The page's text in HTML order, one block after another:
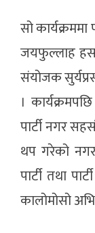
सो कार्यक्रममा
जयफुल्लाह
संयोजक
।
पार्टी नगर
थप गरेको
पार्टी तथा
कालोमोसो